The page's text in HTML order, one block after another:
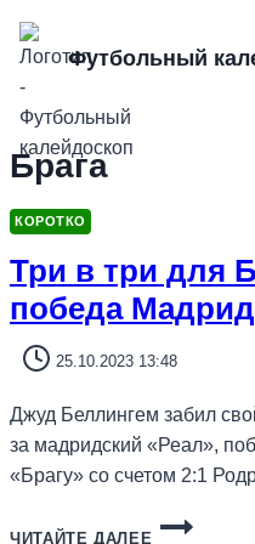
Перейти
содержимому
Футбольный
Брага
КОРОТКО
Три в три для
победа
25.10.2023 13:48
Джуд Беллингем забил
за мадридский «Реал»,
«Брагу» со счетом 2:1
ЧИТАЙТЕ ДАЛЕЕ
ТРИ